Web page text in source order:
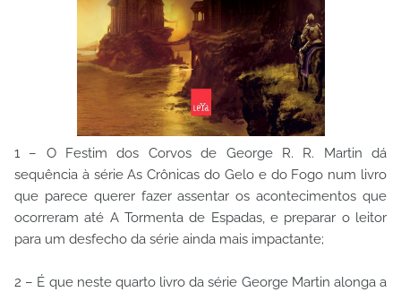
1 – O Festim dos Corvos de George R. R. Martin dá
sequência à série As Crônicas do Gelo e do Fogo num livro
que parece querer fazer assentar os acontecimentos que
ocorreram até A Tormenta de Espadas, e preparar o leitor
para um desfecho da série ainda mais impactante;
2 – É que neste quarto livro da série George Martin alonga a